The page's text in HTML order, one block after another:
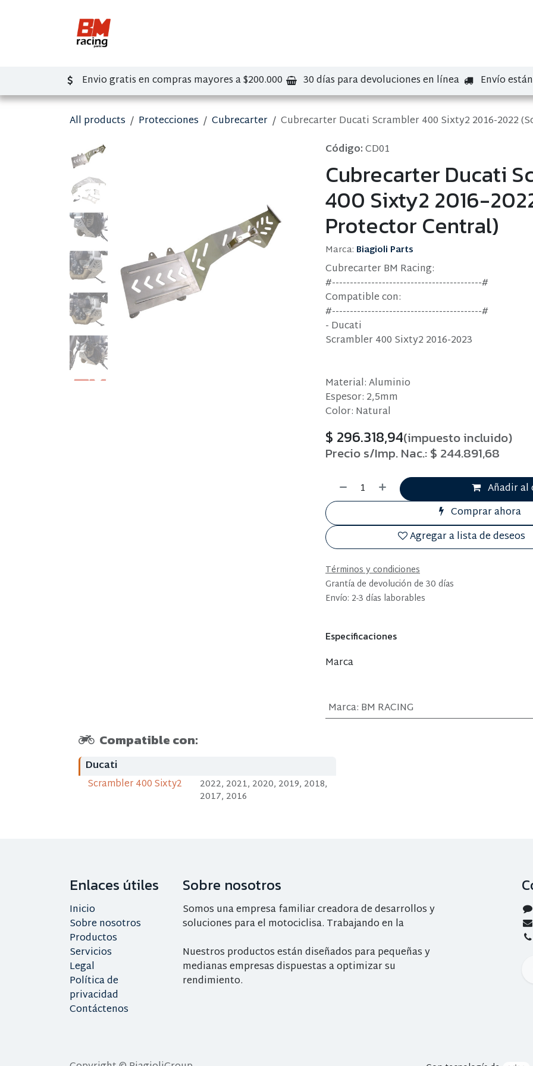
Envio gratis en compras mayores a $200.000 30 días para devoluciones en línea Envío
All products Protecciones Cubrecarter
Cubrecarter Ducati Scrambler 400 Sixty2 2016-2022
Código:CD01
Cubrecarter Ducati
400 Sixty2 2016-
Protector Central)
Marca: Biagioli Parts
Cubrecarter BM Racing:
#------------------------------------------#
Compatible con:
#------------------------------------------#
- Ducati
Scrambler 400 Sixty2 2016-2023
Material: Aluminio
Espesor: 2,5mm
Color: Natural
$ 296.318,94(impuesto incluido)
Precio s/Imp. Nac.:$ 244.891,68
Añadir
Comprar ahora
Agregar a lista de deseos
Términos y condiciones
Grantía de devolución de 30 días
Envío: 2-3 días laborables
Especificaciones
Marca
Marca: BM RACING
Compatible con:
Ducati
Scrambler 400 Sixty2 2022, 2021, 2020, 2019, 2018,
2017, 2016
Enlaces útiles
Inicio
Sobre nosotros
Productos
Servicios
Legal
Política de
privacidad
Contáctenos
Sobre nosotros
Somos una empresa familiar creadora de desarrollos y
soluciones para el motociclisa. Trabajando en la
Nuestros productos están diseñados para pequeñas y
medianas empresas dispuestas a optimizar su
rendimiento.